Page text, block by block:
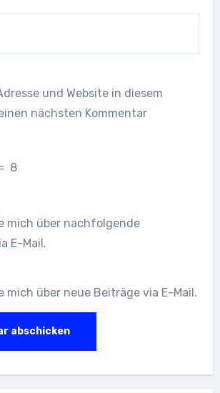
und Website in diesem
nächsten Kommentar
8
mich über nachfolgende
E-Mail.
mich über neue Beiträge via E-Mail.